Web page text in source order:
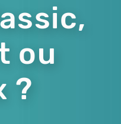
ou
?